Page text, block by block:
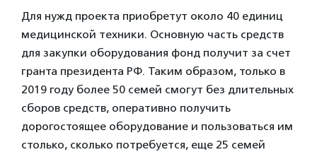
Для нужд проекта приобретут около 40 единиц
медицинской техники. Основную часть средств
для закупки оборудования фонд получит за счет
гранта президента РФ. Таким образом, только в
2019 году более 50 семей смогут без длительных
сборов средств, оперативно получить
дорогостоящее оборудование и пользоваться им
столько, сколько потребуется, еще 25 семей